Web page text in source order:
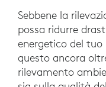
Sebbene la
possa ridurre
energetico del
questo ancora
rilevamento